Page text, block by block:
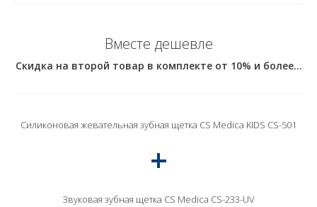
Вместе дешевле
Скидка на второй товар в комплекте от 10% и более...
Силиконовая жевательная зубная щетка CS Medica KIDS CS-501
Звуковая зубная щетка CS Medica CS-233-UV